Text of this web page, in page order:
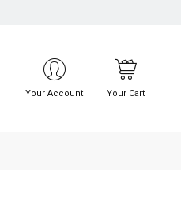
Your Account Your Cart